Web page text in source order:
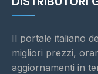
Il portale italiano
migliori prezzi,
aggiornamenti in